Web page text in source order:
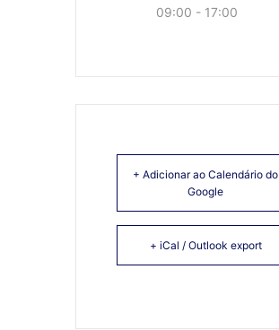
09:00 - 17:00
+ Adicionar ao Calendário do
Google
+ iCal / Outlook export